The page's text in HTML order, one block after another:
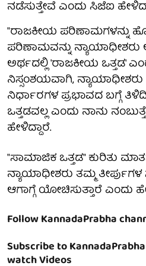
ನಡೆಸುತ್ತೇವೆ ಎಂದು ಸಿಜೆಐ
"ರಾಜಕೀಯ ಪರಿಣಾಮಗಳನ್ನು
ಪರಿಣಾಮವನ್ನು ನ್ಯಾಯಾಧೀಶರು
ಅರ್ಥದಲ್ಲಿ 'ರಾಜಕೀಯ ಒತ್ತಡ'
ನಿಸ್ಸಂಶಯವಾಗಿ,
ನಿರ್ಧಾರಗಳ ಪ್ರಭಾವದ ಬಗ್ಗೆ
ಒತ್ತಡವಲ್ಲ ಎಂದು ನಾನು
ಹೇಳಿದ್ದಾರೆ.
"ಸಾಮಾಜಿಕ ಒತ್ತಡ" ಕುರಿತು
ನ್ಯಾಯಾಧೀಶರು ತಮ್ಮ
ಆಗಾಗ್ಗೆ ಯೋಚಿಸುತ್ತಾರೆ ಎಂದು
Follow KannadaPrabha
Subscribe to KannadaPrabha
watch Videos